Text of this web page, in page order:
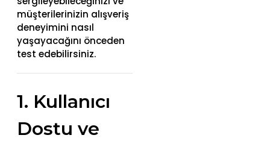
müşterilerinizin alışveriş
deneyimini nasıl
yaşayacağını önceden
test edebilirsiniz.
1. Kullanıcı
Dostu ve